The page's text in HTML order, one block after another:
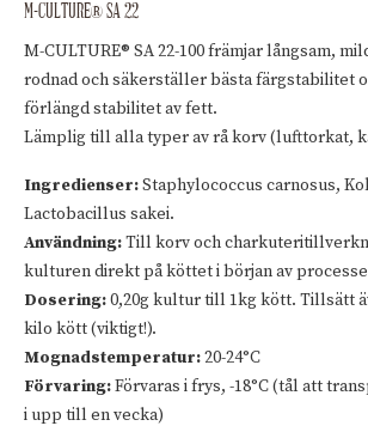
M-CULTURE® SA 22
M-CULTURE® SA 22-100 främjar långsam,
rodnad och säkerställer bästa färgstabilitet
förlängd stabilitet av fett.
Lämplig till alla typer av rå korv (lufttorkat,
Ingredienser:Staphylococcus carnosus,
Lactobacillus sakei.
Användning:Till korv och
kulturen direkt på köttet i början av
Dosering:0,20g kultur till 1kg kött. Tillsätt
kilo kött (viktigt!).
Mognadstemperatur:20-24°C
Förvaring:Förvaras i frys, -18°C (tål att
i upp till en vecka)